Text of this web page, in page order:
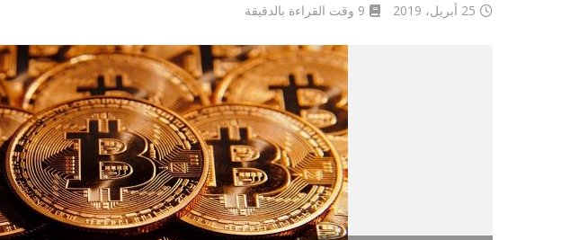
25 أبريل، 2019 9 وقت القراءة بالدقيقة